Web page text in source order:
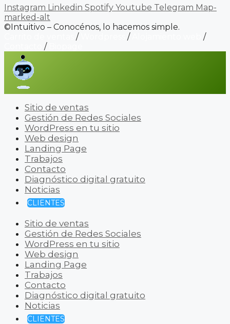
Instagram Linkedin Spotify Youtube Telegram Map-
marked-alt
©Intuitivo – Conocénos, lo hacemos simple.
/ /
/
/
Sitio de ventas
Gestión de Redes Sociales
WordPress en tu sitio
Web design
Landing Page
Trabajos
Contacto
Diagnóstico digital gratuito
Noticias
CLIENTES
Sitio de ventas
Gestión de Redes Sociales
WordPress en tu sitio
Web design
Landing Page
Trabajos
Contacto
Diagnóstico digital gratuito
Noticias
CLIENTES